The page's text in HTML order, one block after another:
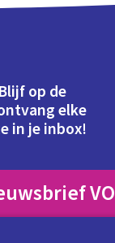
op de
elke
in je inbox!
VO